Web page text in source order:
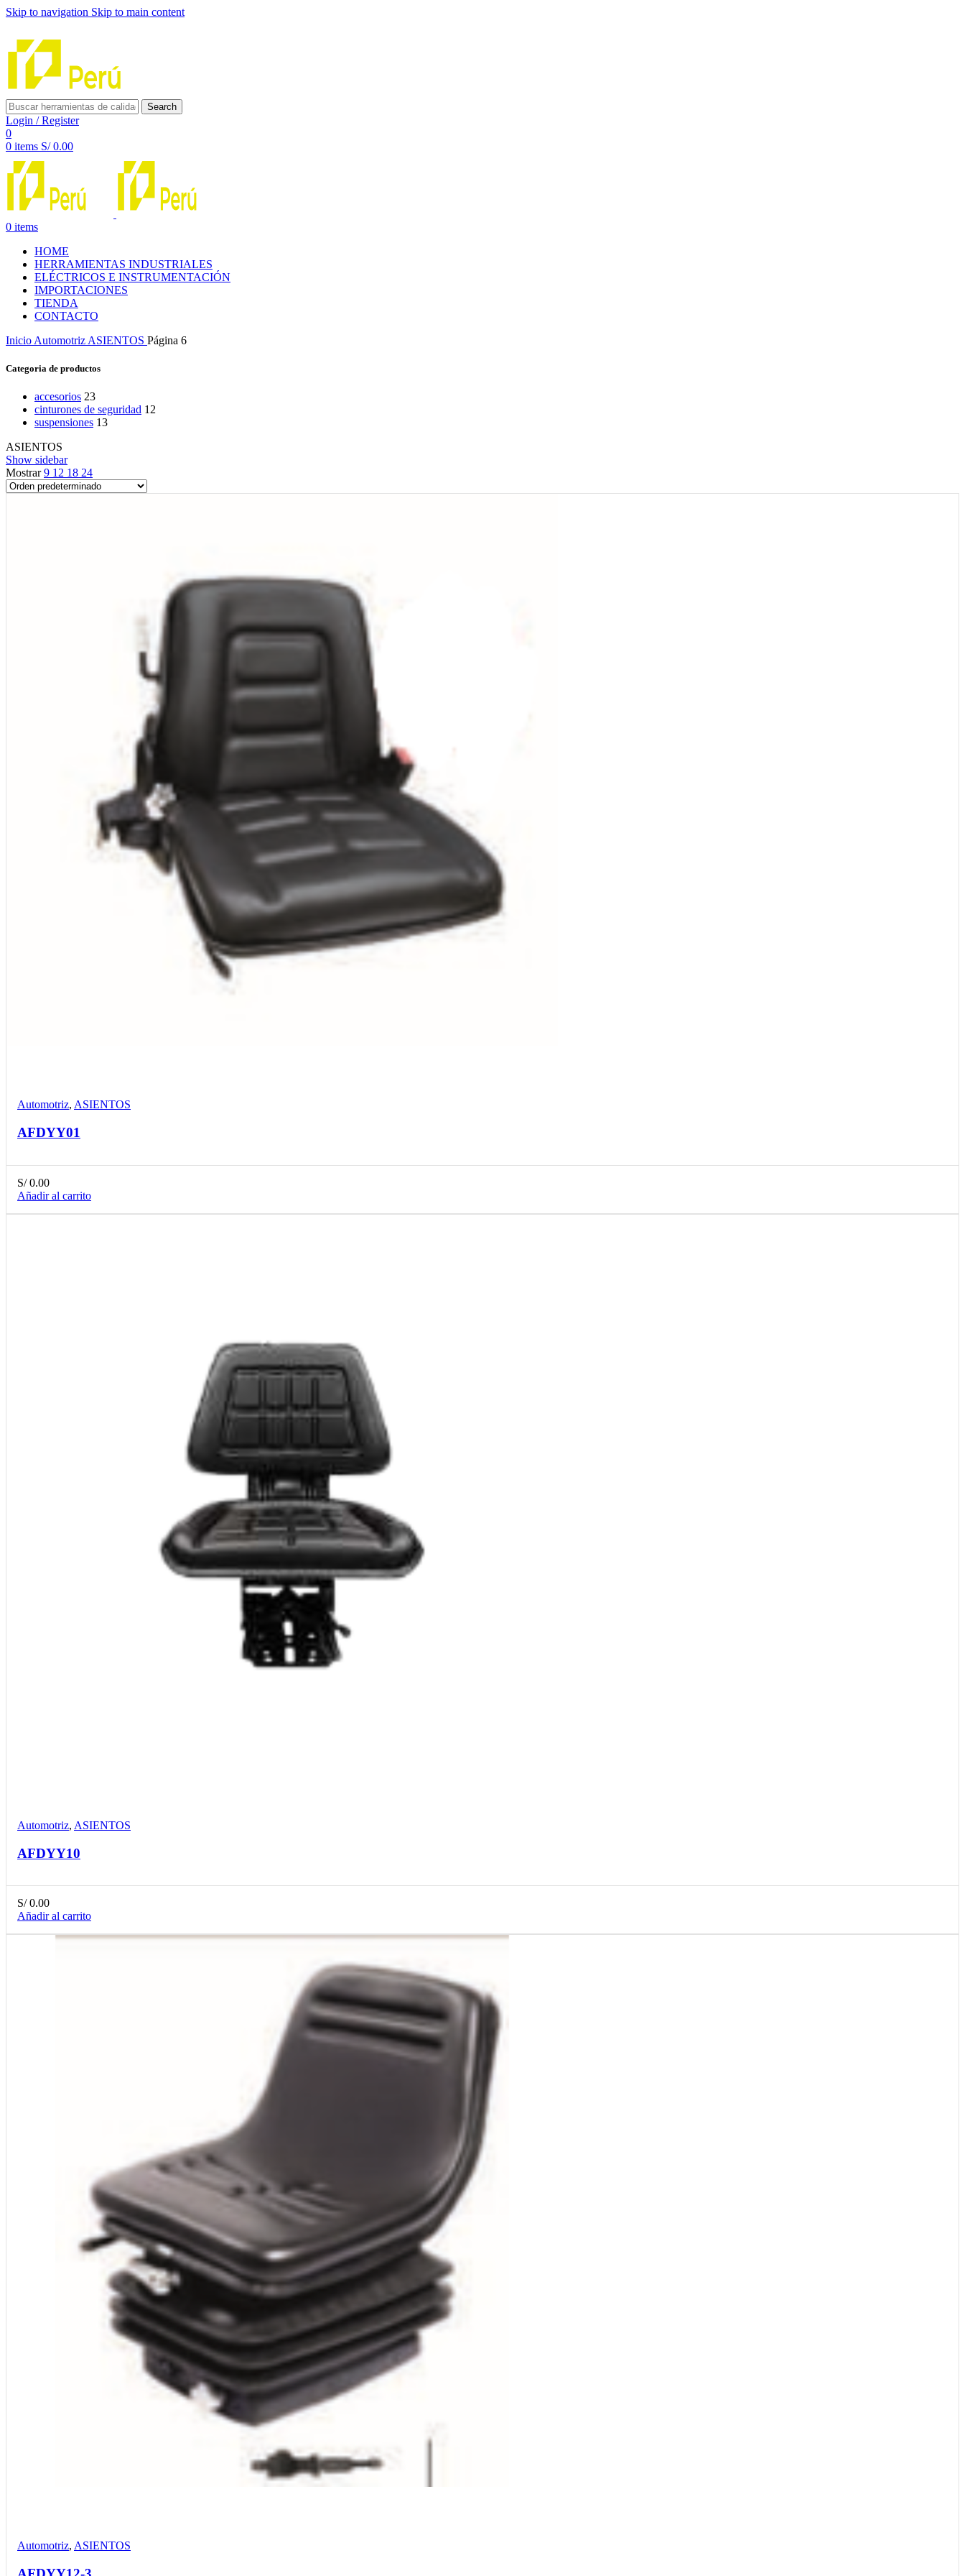
Skip to navigation Skip to main content
Search
Login / Register
0
0 items S/0.00
0 items
HOME
HERRAMIENTAS INDUSTRIALES
ELÉCTRICOS E INSTRUMENTACIÓN
IMPORTACIONES
TIENDA
CONTACTO
Inicio Automotriz ASIENTOS Página 6
Categoria de productos
accesorios 23
cinturones de seguridad 12
suspensiones 13
ASIENTOS
Show sidebar
Mostrar9 12 18 24
Automotriz, ASIENTOS
AFDYY01
S/0.00
Añadir al carrito
Automotriz, ASIENTOS
AFDYY10
S/0.00
Añadir al carrito
Automotriz, ASIENTOS